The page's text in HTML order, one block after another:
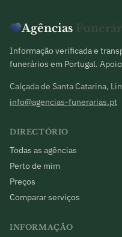
Agências
Informação verificada e
funerários em Portugal.
Calçada de Santa Catarina,
info@agencias-funerarias.pt
DIRECTÓRIO
Todas as agências
Perto de mim
Preços
Comparar serviços
INFORMAÇÃO